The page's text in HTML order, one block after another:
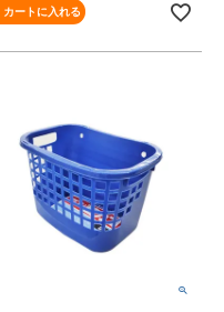
カートに入れる